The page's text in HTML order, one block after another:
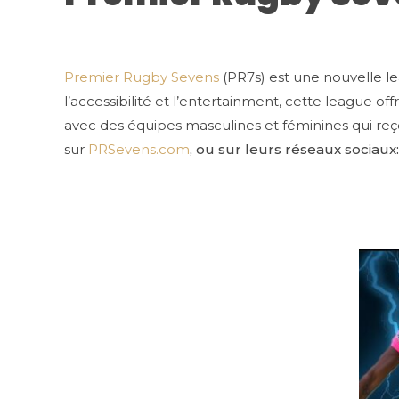
Premier Rugby Sevens (PR7s) est une nouvelle
l’accessibilité et l’entertainment, cette league
avec des équipes masculines et féminines qui
sur PRSevens.com, ou sur leurs réseaux sociaux: